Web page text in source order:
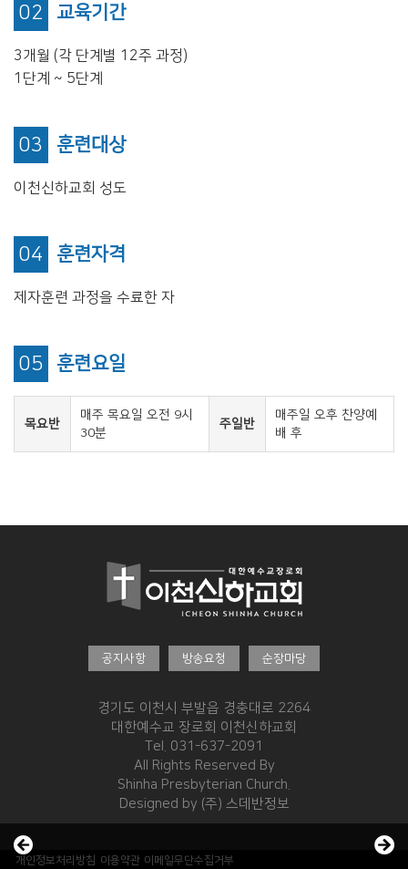
사역훈련
언론보도
교역자 특송
02 교육기간
3개월 (각 단계별 12주 과정)
1단계 ~ 5단계
03 훈련대상
이천신하교회 성도
04 훈련자격
제자훈련 과정을 수료한 자
05 훈련요일
목요반
매주 목요일 오전 9시
30분
주일반
매주일 오후 찬양예
배 후
공지사항 방송요청 순장마당
경기도 이천시 부발읍 경충대로 2264
대한예수교 장로회 이천신하교회
Tel. 031-637-2091
All Rights Reserved By
Shinha Presbyterian Church.
Designed by (주) 스데반정보
개인정보처리방침 이용약관 이메일무단수집거부